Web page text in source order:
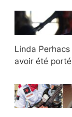
Linda
avoir été